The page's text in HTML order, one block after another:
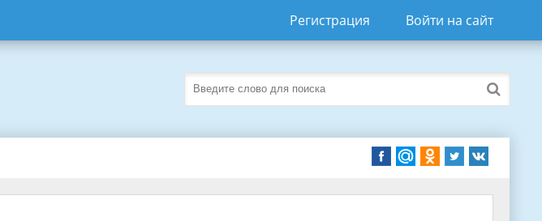
Регистрация Войти на сайт